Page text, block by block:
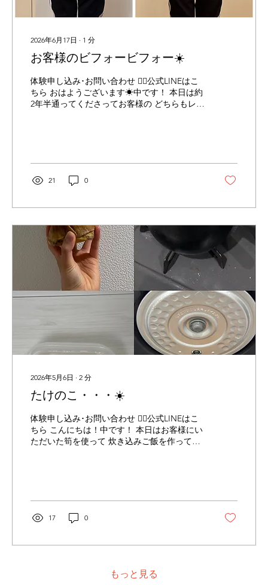
2026年6月17日 ∙ 1 分
お客様のビフォービフォー☀️
体験申し込み･お問い合わせ 👉🏻公式LINEはこ
ちら おはようございます☀中です！ 本日は約
2年半通ってくださってお客様の どちらもレッ
を過ごされています☺︎ 今後も痛みのない身体
ていきましょう🔥 いつ、自分の身体が悲鳴を
につけ より健康な未来を手に入れる為に THE
＝＝＝＝＝＝＝＝＝＝＝＝＝＝＝＝＝＝＝＝
＝＝＝＝＝＝＝＝＝＝＝＝＝ ✨体験レッスン
受付中✨ こちらから体験レッスンのお申し込
みをお願いします！ 予約サイトから直接ご予
約も可能です✨ 予約サイトはこちら 【HP】
ホームページはこちら 【THE PILATES 心斎橋
店】 【住所】 大阪市中央区南船場4-10-26 心
斎橋店 御堂筋線心斎橋駅より徒歩5分 ※電話
番号決まり次第記載させていただきます。
【THE...
21 0
2026年5月6日 ∙ 2 分
たけのこ・・・☀️
体験申し込み･お問い合わせ 👉🏻公式LINEはこ
ちら こんにちは！中です！ 本日はお客様にい
ただいた筍を使って 炊き込みご飯を作ってみ
が 意外と自分で出来ることが 増えてきている
していきたいと思いました🔥 料理だけじゃな
いけるように していきます☺️ いつ、自分の身
る為に THE PILATESでピラティスを始めてみ
17 0
もっと見る